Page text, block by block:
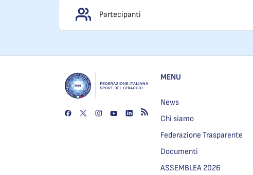
Partecipanti
MENU
News
Chi siamo
Federazione Trasparente
Documenti
ASSEMBLEA 2026